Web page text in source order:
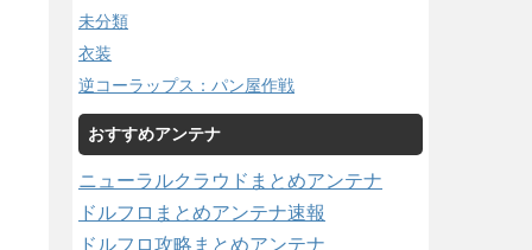
未分類
衣装
逆コーラップス：パン屋作戦
おすすめアンテナ
ニューラルクラウドまとめアンテナ
ドルフロまとめアンテナ速報
ドルフロ攻略まとめアンテナ